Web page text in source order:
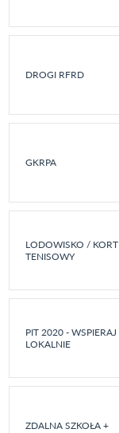
DROGI RFRD
GKRPA
LODOWISKO / KORT
TENISOWY
PIT 2020 - WSPIERAJ
LOKALNIE
ZDALNA SZKOŁA +